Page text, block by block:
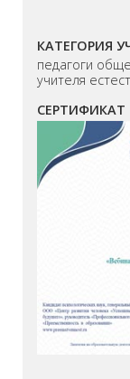
КАТЕГОРИЯ
педагоги
учителя
СЕРТИФИКАТ